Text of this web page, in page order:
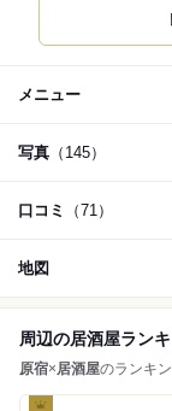
メニュー
写真 （145）
口コミ （71）
地図
周辺の居酒屋ラン
原宿×居酒屋のランキ